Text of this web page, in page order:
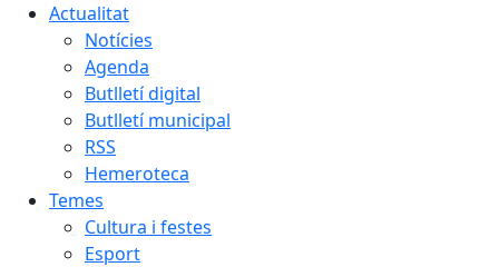
Actualitat
Notícies
Agenda
Butlletí digital
Butlletí municipal
RSS
Hemeroteca
Temes
Cultura i festes
Esport